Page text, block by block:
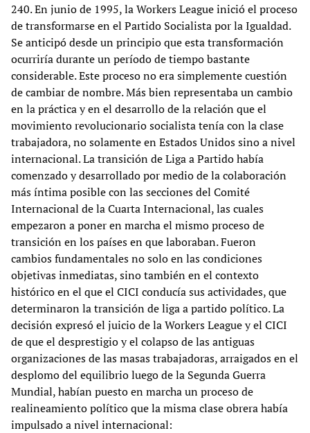
240. En junio de 1995, la Workers League inició el proceso
de transformarse en el Partido Socialista por la Igualdad.
Se anticipó desde un principio que esta transformación
ocurriría durante un período de tiempo bastante
considerable. Este proceso no era simplemente cuestión
de cambiar de nombre. Más bien representaba un cambio
en la práctica y en el desarrollo de la relación que el
movimiento revolucionario socialista tenía con la clase
trabajadora, no solamente en Estados Unidos sino a nivel
internacional. La transición de Liga a Partido había
comenzado y desarrollado por medio de la colaboración
más íntima posible con las secciones del Comité
Internacional de la Cuarta Internacional, las cuales
empezaron a poner en marcha el mismo proceso de
transición en los países en que laboraban. Fueron
cambios fundamentales no solo en las condiciones
objetivas inmediatas, sino también en el contexto
histórico en el que el CICI conducía sus actividades, que
determinaron la transición de liga a partido político. La
decisión expresó el juicio de la Workers League y el CICI
de que el desprestigio y el colapso de las antiguas
organizaciones de las masas trabajadoras, arraigados en el
desplomo del equilibrio luego de la Segunda Guerra
Mundial, habían puesto en marcha un proceso de
realineamiento político que la misma clase obrera había
impulsado a nivel internacional: